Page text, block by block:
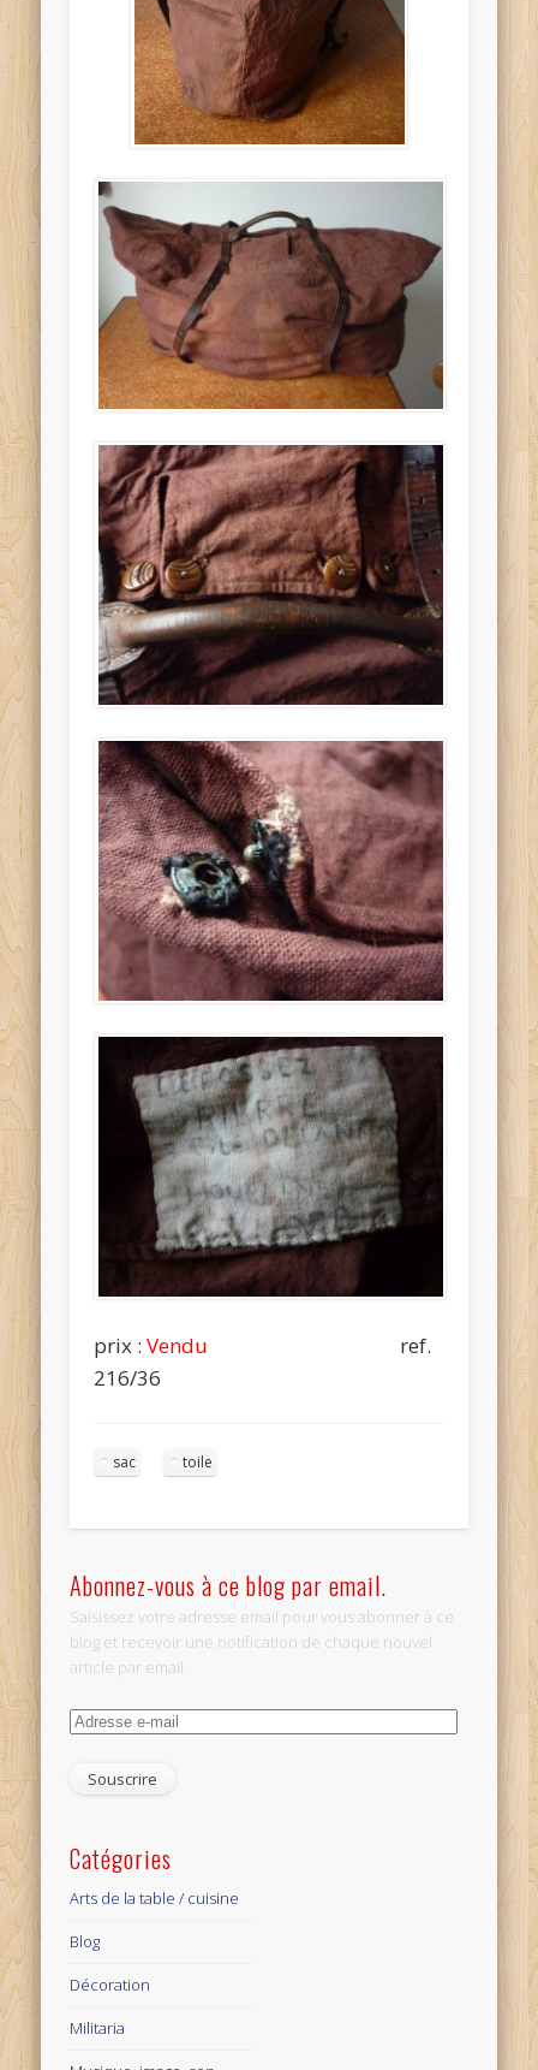
prix :Vendu
ref.
216/36
sac toile
Abonnez-vous à ce blog par email.
Saisissez votre adresse email pour vous abonner à ce
blog et recevoir une notification de chaque nouvel
article par email.
Adresse
mail
Catégories
Arts de la table / cuisine
Blog
Décoration
Militaria